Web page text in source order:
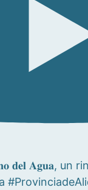
𝐝𝐞𝐥 𝐀𝐠𝐮𝐚, un